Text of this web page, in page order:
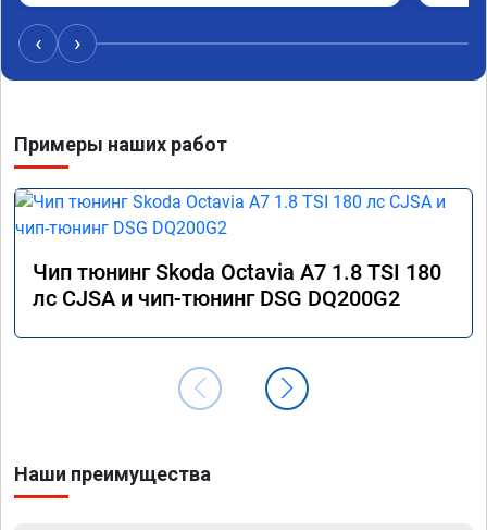
‹ ›
Примеры наших работ
Чип тюнинг Skoda Octavia A7 1.8 TSI 180
лс CJSA и чип-тюнинг DSG DQ200G2
Наши преимущества